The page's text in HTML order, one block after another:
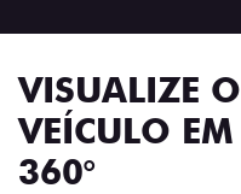
VISUALIZE O
VEÍCULO EM
360°